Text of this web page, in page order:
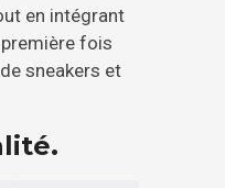
en intégrant
fois
sneakers et